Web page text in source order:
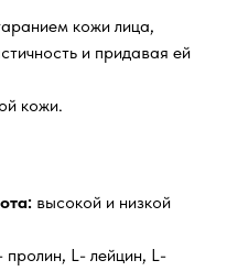
кожи лица,
и придавая ей
кожи.
высокой и низкой
пролин, L- лейцин, L-